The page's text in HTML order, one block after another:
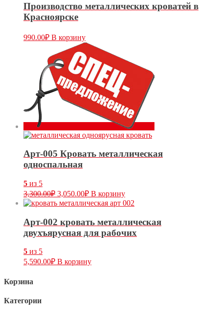
Производство металлических кроватей в
Красноярске
990.00₽ В корзину
Арт-005 Кровать металлическая
односпальная
5 из 5
3,300.00₽ 3,050.00₽ В корзину
Арт-002 кровать металлическая
двухъярусная для рабочих
5 из 5
5,590.00₽ В корзину
Корзина
Категории